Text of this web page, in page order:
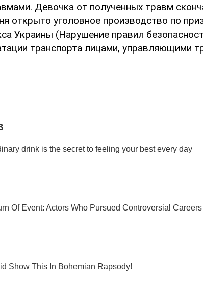
Девочка от полученных травм
открыто уголовное производство по
Украины (Нарушение правил
транспорта лицами, управляющими